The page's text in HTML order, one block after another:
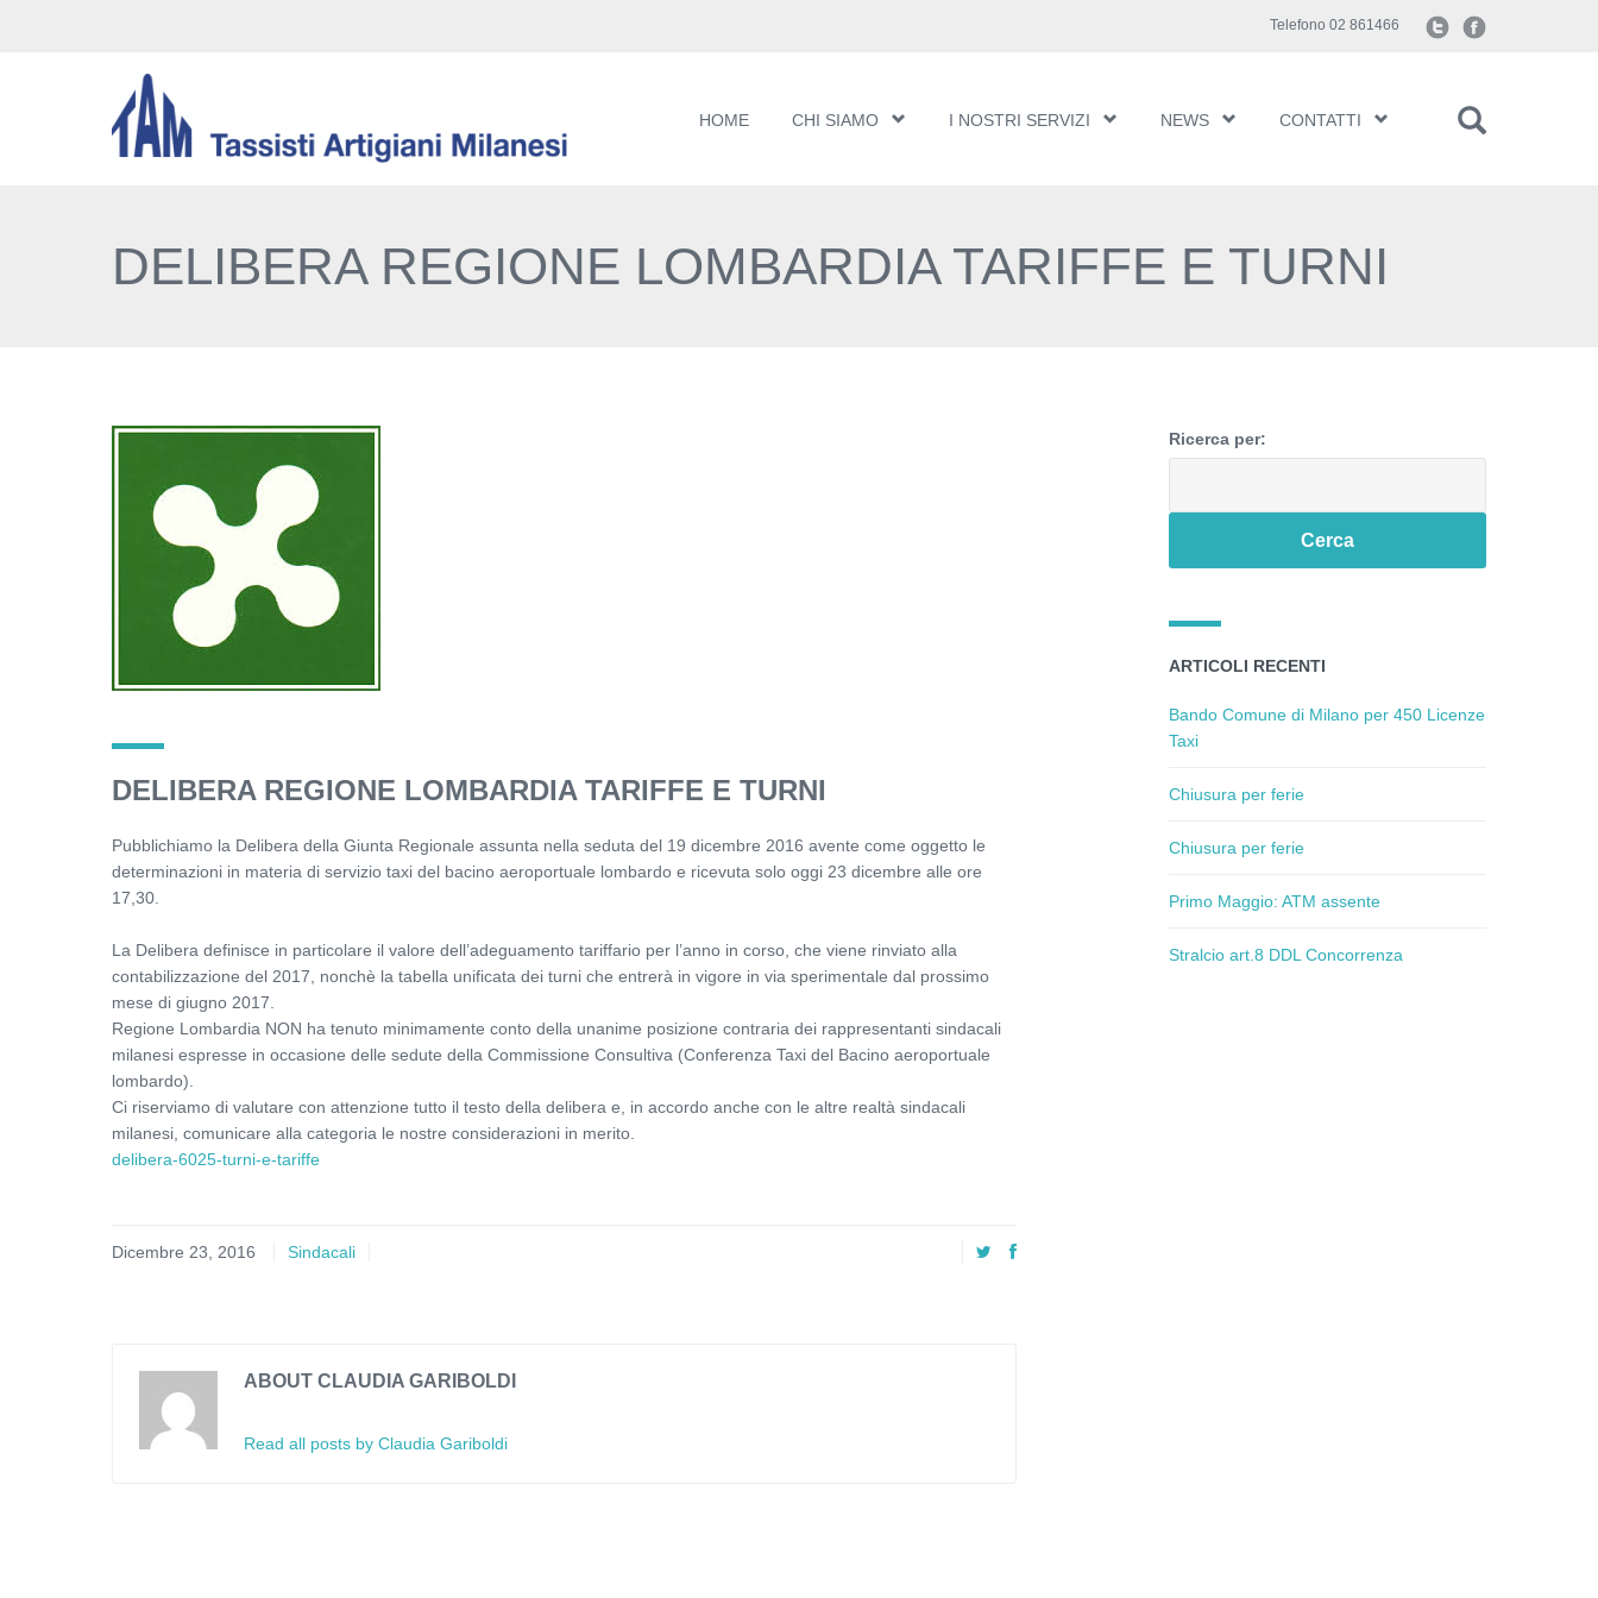
HOME CHI SIAMO I NOSTRI SERVIZI NEWS CONTATTI
Telefono 02 861466
DELIBERA REGIONE LOMBARDIA TARIFFE E TURNI
DELIBERA REGIONE LOMBARDIA TARIFFE E TURNI
Pubblichiamo la Delibera della Giunta Regionale assunta nella seduta del 19 dicembre 2016 avente come oggetto le
determinazioni in materia di servizio taxi del bacino aeroportuale lombardo e ricevuta solo oggi 23 dicembre alle ore
17,30.
La Delibera definisce in particolare il valore dell’adeguamento tariffario per l’anno in corso, che viene rinviato alla
contabilizzazione del 2017, nonchè la tabella unificata dei turni che entrerà in vigore in via sperimentale dal prossimo
mese di giugno 2017.
Regione Lombardia NON ha tenuto minimamente conto della unanime posizione contraria dei rappresentanti sindacali
milanesi espresse in occasione delle sedute della Commissione Consultiva (Conferenza Taxi del Bacino aeroportuale
lombardo).
Ci riserviamo di valutare con attenzione tutto il testo della delibera e, in accordo anche con le altre realtà sindacali
milanesi, comunicare alla categoria le nostre considerazioni in merito.
delibera-6025-turni-e-tariffe
Dicembre 23, 2016 Sindacali
ABOUT CLAUDIA GARIBOLDI
Read all posts by Claudia Gariboldi
Ricerca per:
ARTICOLI RECENTI
Bando Comune di Milano per 450 Licenze
Taxi
Chiusura per ferie
Chiusura per ferie
Primo Maggio: ATM assente
Stralcio art.8 DDL Concorrenza